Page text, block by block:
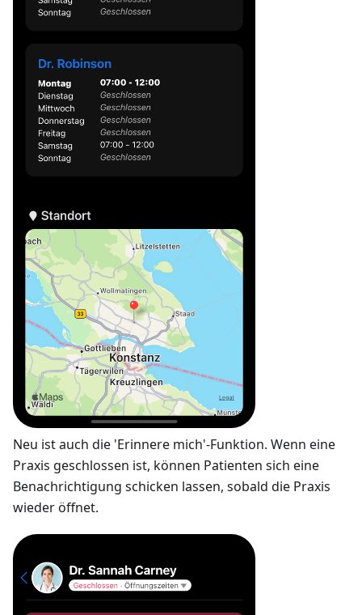
Neu ist auch die 'Erinnere mich'-Funktion. Wenn eine
Praxis geschlossen ist, können Patienten sich eine
Benachrichtigung schicken lassen, sobald die Praxis
wieder öffnet.